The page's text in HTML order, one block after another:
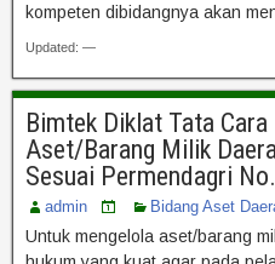
kompeten dibidangnya akan
Updated: —
Bimtek Diklat Tata
Aset/Barang Milik
Sesuai Permendagri
admin Bidang Aset
Untuk mengelola aset/barang